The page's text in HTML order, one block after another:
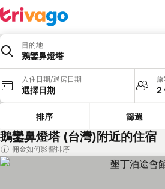
目的地
鵝鑾鼻燈塔
入住日期/退房日期
選擇日期 2
排序 篩選
鵝鑾鼻燈塔 (台灣)附近的住宿
佣金如何影響排序